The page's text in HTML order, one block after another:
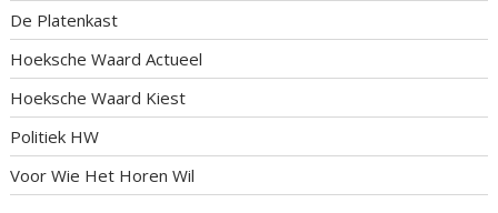
De Platenkast
Hoeksche Waard Actueel
Hoeksche Waard Kiest
Politiek HW
Voor Wie Het Horen Wil